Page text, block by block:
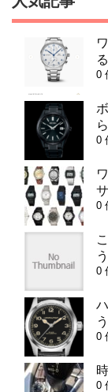
0
0
0
0
0
0